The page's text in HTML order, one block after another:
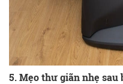
5. Mẹo thư giãn nhẹ sau